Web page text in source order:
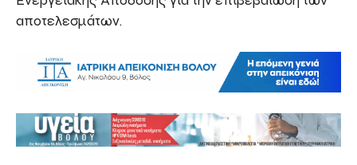
αποτελεσμάτων.